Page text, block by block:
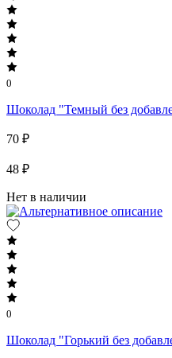
0
Шоколад "Темный без
70 ₽
48 ₽
Нет в наличии
0
Шоколад "Горький без